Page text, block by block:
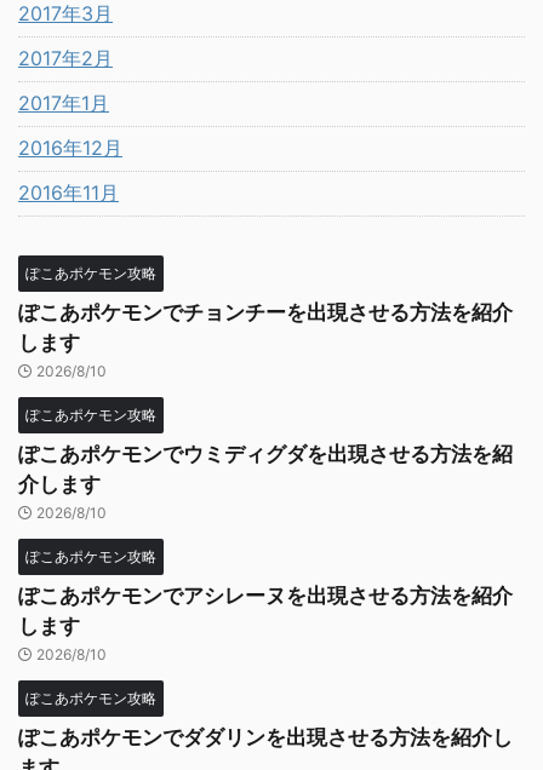
2017年3月
2017年2月
2017年1月
2016年12月
2016年11月
ぽこあポケモン攻略
ぽこあポケモンでチョンチーを出現させる方法を紹介
します
2026/8/10
ぽこあポケモン攻略
ぽこあポケモンでウミディグダを出現させる方法を紹
介します
2026/8/10
ぽこあポケモン攻略
ぽこあポケモンでアシレーヌを出現させる方法を紹介
します
2026/8/10
ぽこあポケモン攻略
ぽこあポケモンでダダリンを出現させる方法を紹介し